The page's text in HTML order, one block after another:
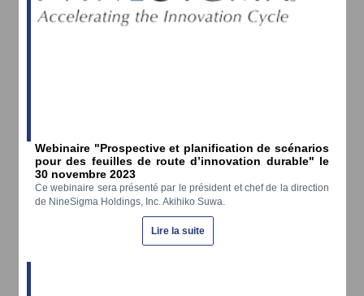
Webinaire "Prospective et planification de scénarios
pour des feuilles de route d’innovation durable" le
30 novembre 2023
Ce webinaire sera présenté par le président et chef de la direction
de NineSigma Holdings, Inc. Akihiko Suwa.
Lire la suite